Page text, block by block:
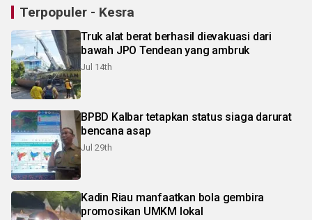
Terpopuler - Kesra
Truk alat berat berhasil dievakuasi dari
bawah JPO Tendean yang ambruk
Jul 14th
BPBD Kalbar tetapkan status siaga darurat
bencana asap
Jul 29th
Kadin Riau manfaatkan bola gembira
promosikan UMKM lokal